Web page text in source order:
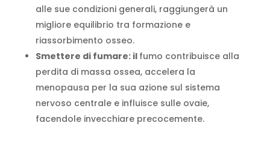
alle sue condizioni generali, raggiungerà un
migliore equilibrio tra formazione e
riassorbimento osseo.
Smettere di fumare: il fumo contribuisce alla
perdita di massa ossea, accelera la
menopausa per la sua azione sul sistema
nervoso centrale e influisce sulle ovaie,
facendole invecchiare precocemente.